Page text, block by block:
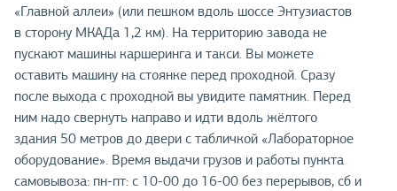
«Главной аллеи» (или пешком вдоль шоссе Энтузиастов
в сторону МКАДа 1,2 км). На территорию завода не
пускают машины каршеринга и такси. Вы можете
оставить машину на стоянке перед проходной. Сразу
после выхода с проходной вы увидите памятник. Перед
ним надо свернуть направо и идти вдоль жёлтого
здания 50 метров до двери с табличкой «Лабораторное
оборудование». Время выдачи грузов и работы пункта
самовывоза: пн-пт: с 10-00 до 16-00 без перерывов, сб и